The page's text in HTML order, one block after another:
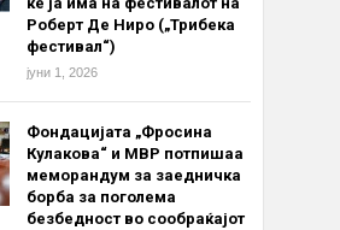
Роберт Де Ниро („Трибека
фестивал“)
јуни 1, 2026
Фондацијата „Фросина
Кулакова“ и МВР потпишаа
меморандум за заедничка
борба за поголема
безбедност во сообраќајот